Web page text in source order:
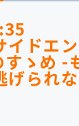
イドエ
ゝめ -
げられ